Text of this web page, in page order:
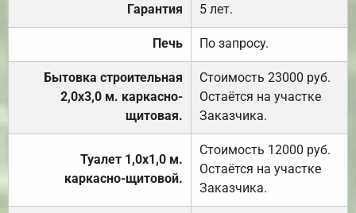
Гарантия 5 лет.
Печь По запросу.
Бытовка строительная
2,0х3,0 м. каркасно-
щитовая.
Стоимость 23000 руб.
Остаётся на участке
Заказчика.
Туалет 1,0х1,0 м.
каркасно-щитовой.
Стоимость 12000 руб.
Остаётся на участке
Заказчика.